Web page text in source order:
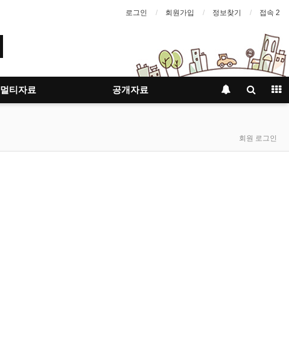
로그인 회원가입 정보찾기 접속 2
멀티자료 공개자료
회원 로그인